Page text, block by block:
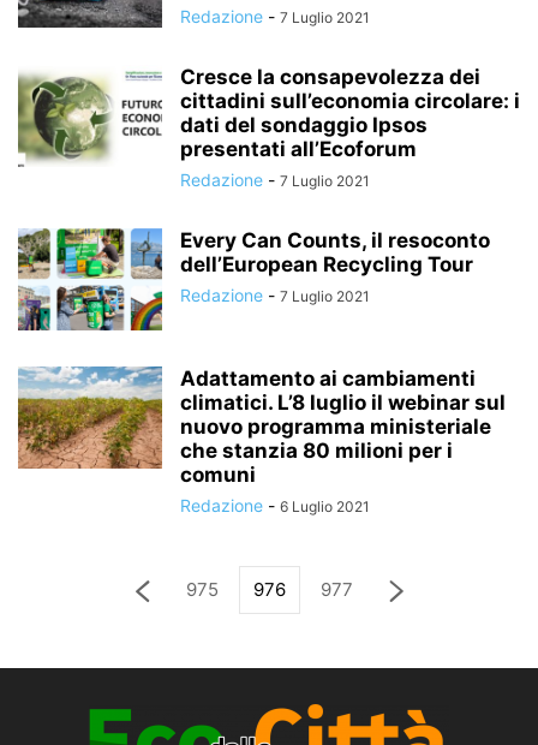
Redazione - 7 Luglio 2021
Cresce la consapevolezza dei
cittadini sull’economia circolare: i
dati del sondaggio Ipsos
presentati all’Ecoforum
Redazione - 7 Luglio 2021
Every Can Counts, il resoconto
dell’European Recycling Tour
Redazione - 7 Luglio 2021
Adattamento ai cambiamenti
climatici. L’8 luglio il webinar sul
nuovo programma ministeriale
che stanzia 80 milioni per i
comuni
Redazione - 6 Luglio 2021
975 976 977